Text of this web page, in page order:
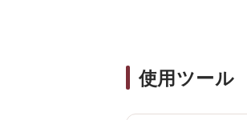
使用ツール